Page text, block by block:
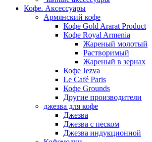
Кофе. Аксессуары
Армянский кофе
Кофе Gold Ararat Product
Кофе Royal Armenia
Жареный молотый
Растворимый
Жареный в зернах
Кофе Jezva
Le Café Paris
Кофе Grounds
Другие производители
джезва для кофе
Джезва
Джезва с песком
Джезва индукционной